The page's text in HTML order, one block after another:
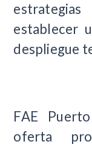
establecer
despliegue
FAE
oferta